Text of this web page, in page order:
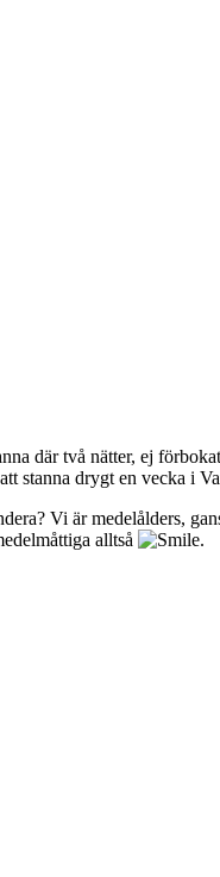
där två nätter, ej
stanna drygt en vecka i
Vi är medelålders,
alltså
.